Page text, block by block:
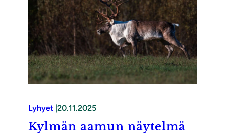
Lyhyet |20.11.2025
Kylmän aamun näytelmä